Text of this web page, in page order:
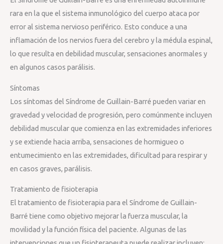
rara en la que el sistema inmunológico del cuerpo ataca por
error al sistema nervioso periférico. Esto conduce a una
inflamación de los nervios fuera del cerebro y la médula espinal,
lo que resulta en debilidad muscular, sensaciones anormales y
en algunos casos parálisis.
Síntomas
Los síntomas del Síndrome de Guillain-Barré pueden variar en
gravedad y velocidad de progresión, pero comúnmente incluyen
debilidad muscular que comienza en las extremidades inferiores
y se extiende hacia arriba, sensaciones de hormigueo o
entumecimiento en las extremidades, dificultad para respirar y
en casos graves, parálisis.
Tratamiento de fisioterapia
El tratamiento de fisioterapia para el Síndrome de Guillain-
Barré tiene como objetivo mejorar la fuerza muscular, la
movilidad y la función física del paciente. Algunas de las